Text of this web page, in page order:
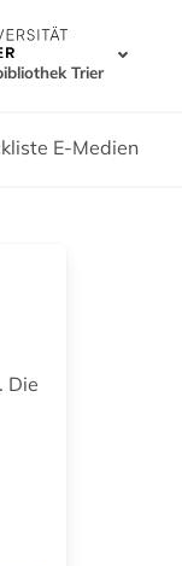
Trier
E-Medien
Die